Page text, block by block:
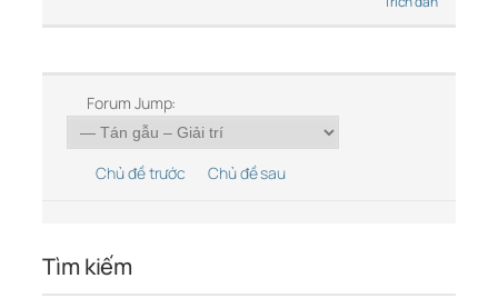
Forum Jump:
Chủ đề trước Chủ đề sau
Tìm kiếm